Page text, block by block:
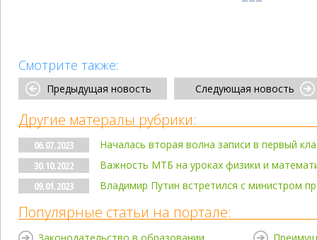
Смотрите также:
Предыдущая новость Следующая новость
Другие матералы рубрики:
06.07.2023
Началась вторая волна записи в первый
30.10.2022
Важность МТБ на уроках физики и
09.01.2023
Владимир Путин встретился с министром
Популярные статьи на портале: